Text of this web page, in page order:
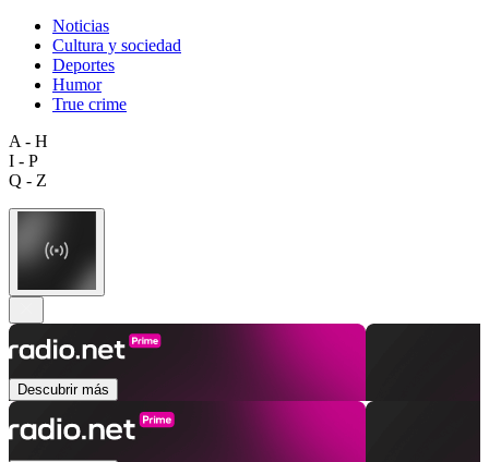
Noticias
Cultura y sociedad
Deportes
Humor
True crime
A - H
I - P
Q - Z
Descubrir más